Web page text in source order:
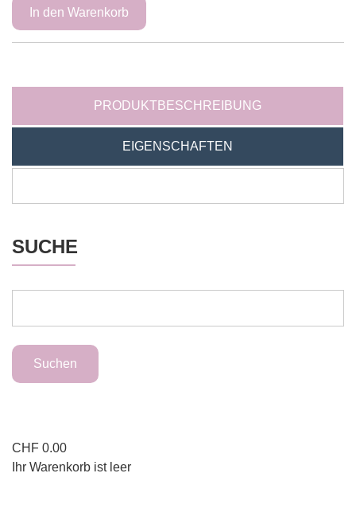
PRODUKTBESCHREIBUNG
EIGENSCHAFTEN
SUCHE
CHF 0.00
Ihr Warenkorb ist leer